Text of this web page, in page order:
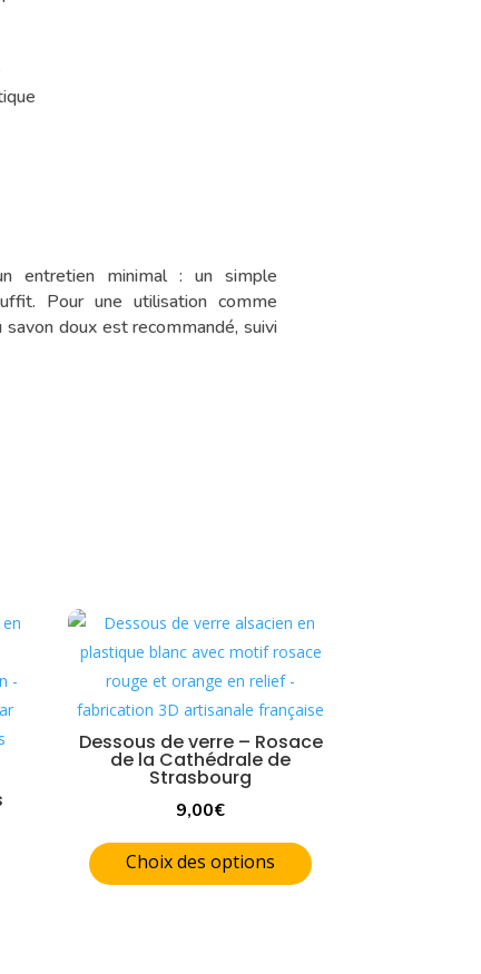
entretien minimal : un simple
Pour une utilisation comme
doux est recommandé, suivi
Dessous de verre – Rosace
de la Cathédrale de
Strasbourg
9,00€
Choix des options